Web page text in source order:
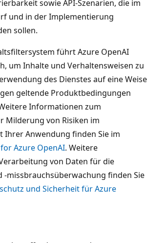
sowie API-Szenarien, die im
und in der Implementierung
sollen.
führt Azure OpenAI
um Inhalte und Verhaltensweisen zu
des Dienstes auf eine Weise
geltende Produktbedingungen
Informationen zum
Milderung von Risiken im
Ihrer Anwendung finden Sie im
Azure OpenAI. Weitere
von Daten für die
missbrauchsüberwachung finden Sie
und Sicherheit für Azure